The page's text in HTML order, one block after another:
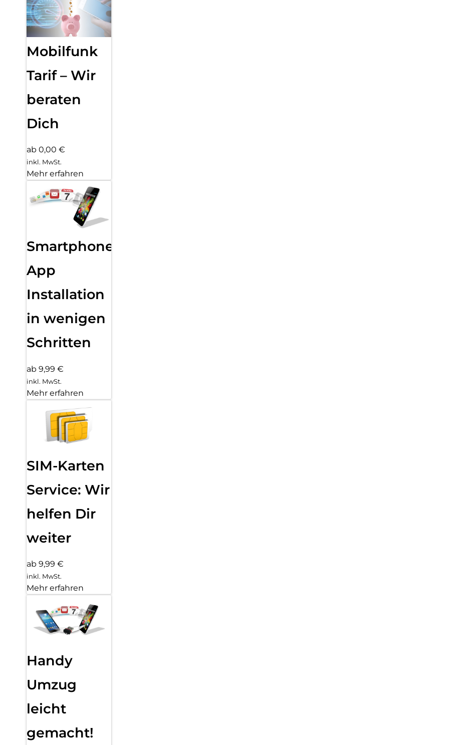
Mobilfunk
Tarif – Wir
beraten
Dich
ab 0,00 €
inkl. MwSt.
Mehr erfahren
Smartphone
App
Installation
in wenigen
Schritten
ab 9,99 €
inkl. MwSt.
Mehr erfahren
SIM-Karten
Service: Wir
helfen Dir
weiter
ab 9,99 €
inkl. MwSt.
Mehr erfahren
Handy
Umzug
leicht
gemacht!